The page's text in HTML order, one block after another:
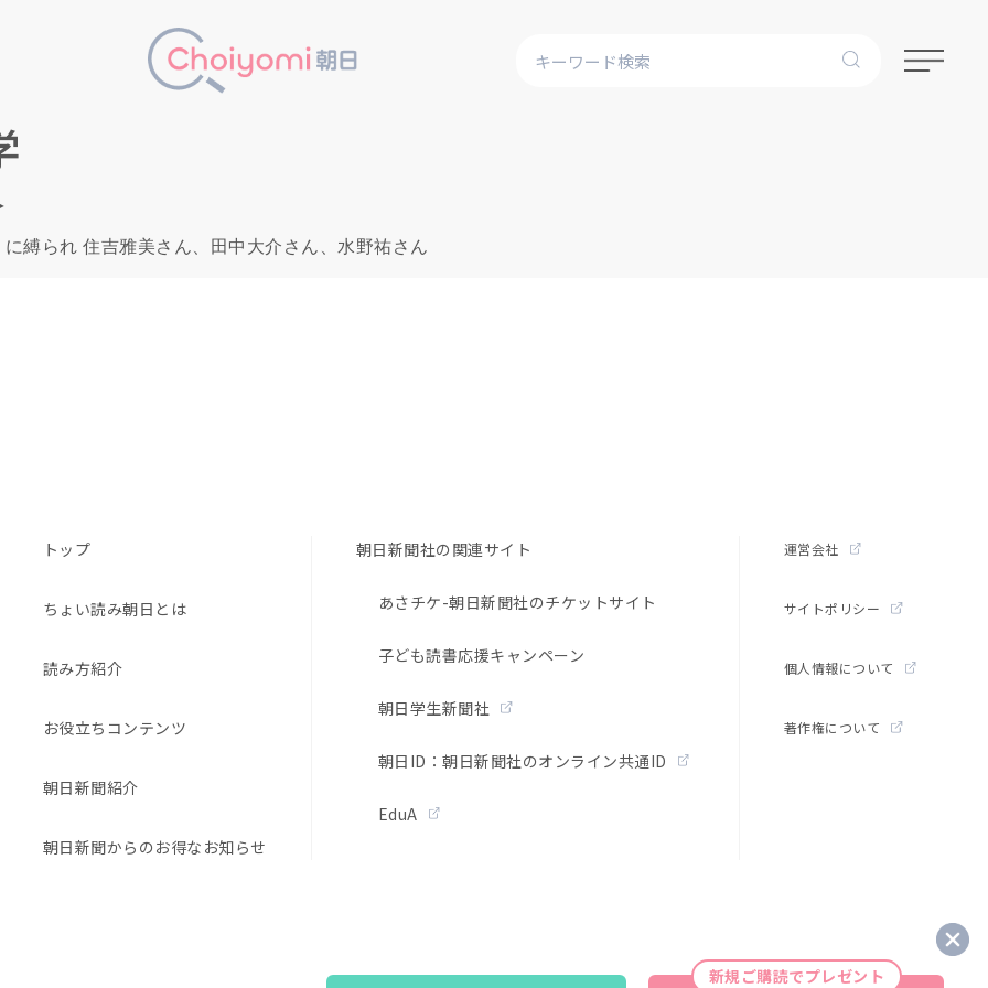
縛られ 住吉雅美さん、田中大介さん、水野祐さん
新規ご購読でプレゼント
トップ
ちょい読み朝日とは
読み方紹介
お役立ちコンテンツ
朝日新聞紹介
朝日新聞からのお得なお知らせ
朝日新聞社の関連サイト
あさチケ-朝日新聞社のチケットサイト
子ども読書応援キャンペーン
朝日学生新聞社
朝日ID：朝日新聞社のオンライン共通ID
EduA
運営会社
サイトポリシー
個人情報について
著作権について
Noreproduction or republication without written permission.